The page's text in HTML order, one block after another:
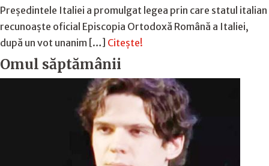
Președintele Italiei a promulgat legea prin care statul italian
recunoaște oficial Episcopia Ortodoxă Română a Italiei,
după un vot unanim […] Citește!
Omul săptămânii